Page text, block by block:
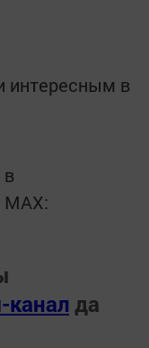
интересным в
MАХ:
канал да